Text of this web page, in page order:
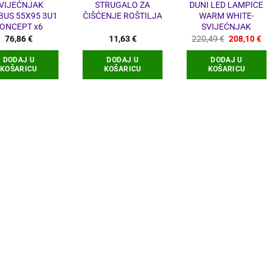
55X95 3U1
x6
76,86€
DODAJ U
KOŠARICU
STRUGALO ZA
ČIŠĆENJE ROŠTILJA
11,63€
DODAJ U
KOŠARICU
DUNI LED LAMPICE
WARM WHITE-
SVIJEĆNJAK
220,49€ Izvorna
bila
je:
220,49 €.
208,10€
DODAJ U
KOŠARICU